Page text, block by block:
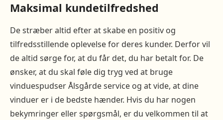
Maksimal kundetilfredshed
De stræber altid efter at skabe en positiv og
tilfredsstillende oplevelse for deres kunder. Derfor vil
de altid sørge for, at du får det, du har betalt for. De
ønsker, at du skal føle dig tryg ved at bruge
vinduespudser Ålsgårde service og at vide, at dine
vinduer er i de bedste hænder. Hvis du har nogen
bekymringer eller spørgsmål, er du velkommen til at